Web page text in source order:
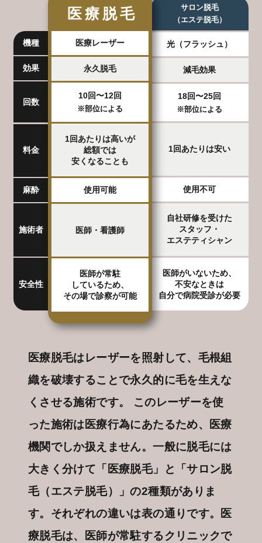
機種
効果
回数
料金
麻酔
施術者
安全性
医療脱毛
医療レーザー
永久脱毛
10回〜12回
※部位による
1回あたりは高いが
総額では
安くなることも
使用可能
医師・看護師
医師が常駐
しているため、
その場で診察が可能
サロン脱毛
（エステ脱毛）
光（フラッシュ）
減毛効果
18回〜25回
※部位による
1回あたりは安い
使用不可
自社研修を受けた
スタッフ・
エステティシャン
医師がいないため、
不安なときは
自分で病院受診が必要
医療脱毛はレーザーを照射して、毛根組
織を破壊することで永久的に毛を生えな
くさせる施術です。 このレーザーを使
った施術は医療行為にあたるため、医療
機関でしか扱えません。一般に脱毛には
大きく分けて「医療脱毛」と「サロン脱
毛（エステ脱毛）」の2種類がありま
す。それぞれの違いは表の通りです。医
療脱毛は、医師が常駐するクリニックで